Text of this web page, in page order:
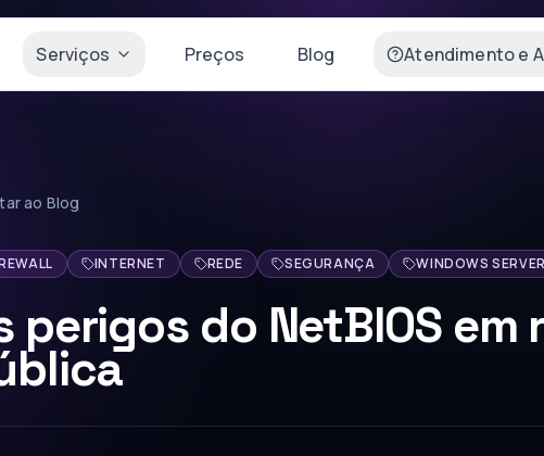
Serviços Preços Blog Atendimento e
ao Blog
INTERNET REDE SEGURANÇA WINDOWS SERVER
perigos do NetBIOS em